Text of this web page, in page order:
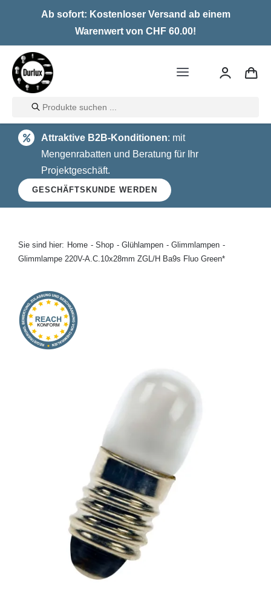
Ab sofort: Kostenloser Versand ab einem
Warenwert von CHF 60.00!
Toggle
Home
LED
Halogen
Glühlampen
Kontakt
Products
search
Attraktive B2B-Konditionen: mit
Mengenrabatten und Beratung für Ihr
Projektgeschäft.
GESCHÄFTSKUNDE WERDEN
Sie sind hier: Home Shop Glühlampen
Glimmlampen
Glimmlampe 220V-A.C.10x28mm ZGL/H Ba9s Fluo Green*